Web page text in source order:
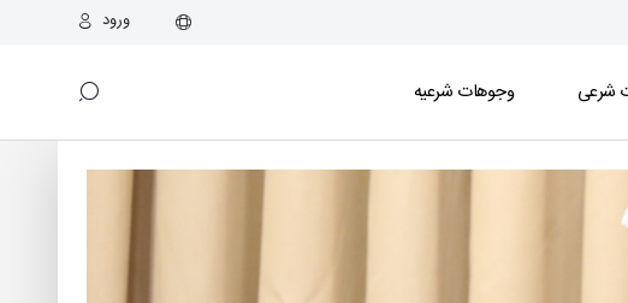
ورود
شرعی وجوهات شرعیه